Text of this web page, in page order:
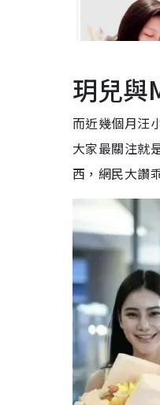
玥兒與
而近幾個月汪
大家最關注就
西，網民大讚